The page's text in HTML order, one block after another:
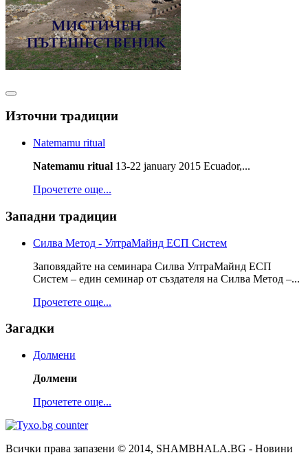
Източни традиции
Natemamu ritual
Natemamu ritual 13-22 january 2015 Ecuador,...
Прочетете още...
Западни традиции
Силва Метод - УлтраМайнд ЕСП Систем
Заповядайте на семинара Силва УлтраМайнд ЕСП
Систем – един семинар от създателя на Силва Метод –...
Прочетете още...
Загадки
Долмени
Долмени
Прочетете още...
Всички права запазени © 2014, SHAMBHALA.BG - Новини